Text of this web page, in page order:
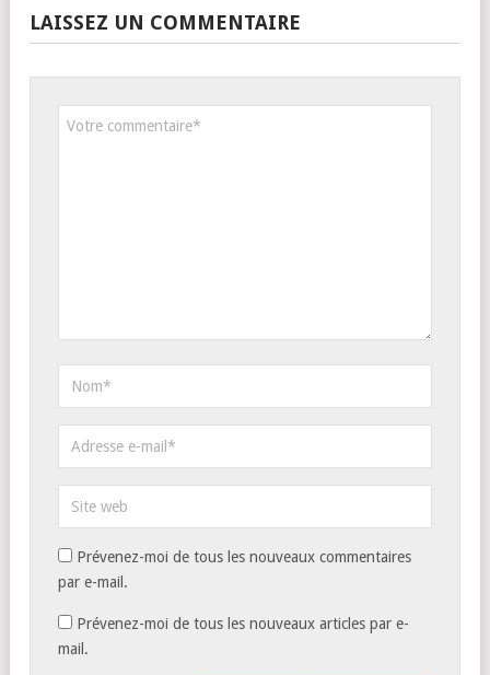
LAISSEZ UN COMMENTAIRE
Prévenez-moi de tous les nouveaux commentaires
par e-mail.
Prévenez-moi de tous les nouveaux articles par e-
mail.